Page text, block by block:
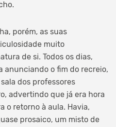
porém, as suas
muito
de si. Todos os dias,
anunciando o fim do recreio,
dos professores
advertindo que já era hora
o retorno à aula. Havia,
prosaico, um misto de